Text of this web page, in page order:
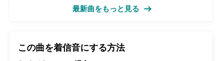
最新曲をもっと見る
この曲を着信音にする方法